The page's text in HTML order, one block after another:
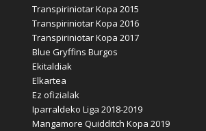
Transpiriniotar Kopa 2015
Transpiriniotar Kopa 2016
Transpiriniotar Kopa 2017
Blue Gryffins Burgos
Ekitaldiak
Elkartea
Ez ofizialak
Iparraldeko Liga 2018-2019
Mangamore Quidditch Kopa 2019